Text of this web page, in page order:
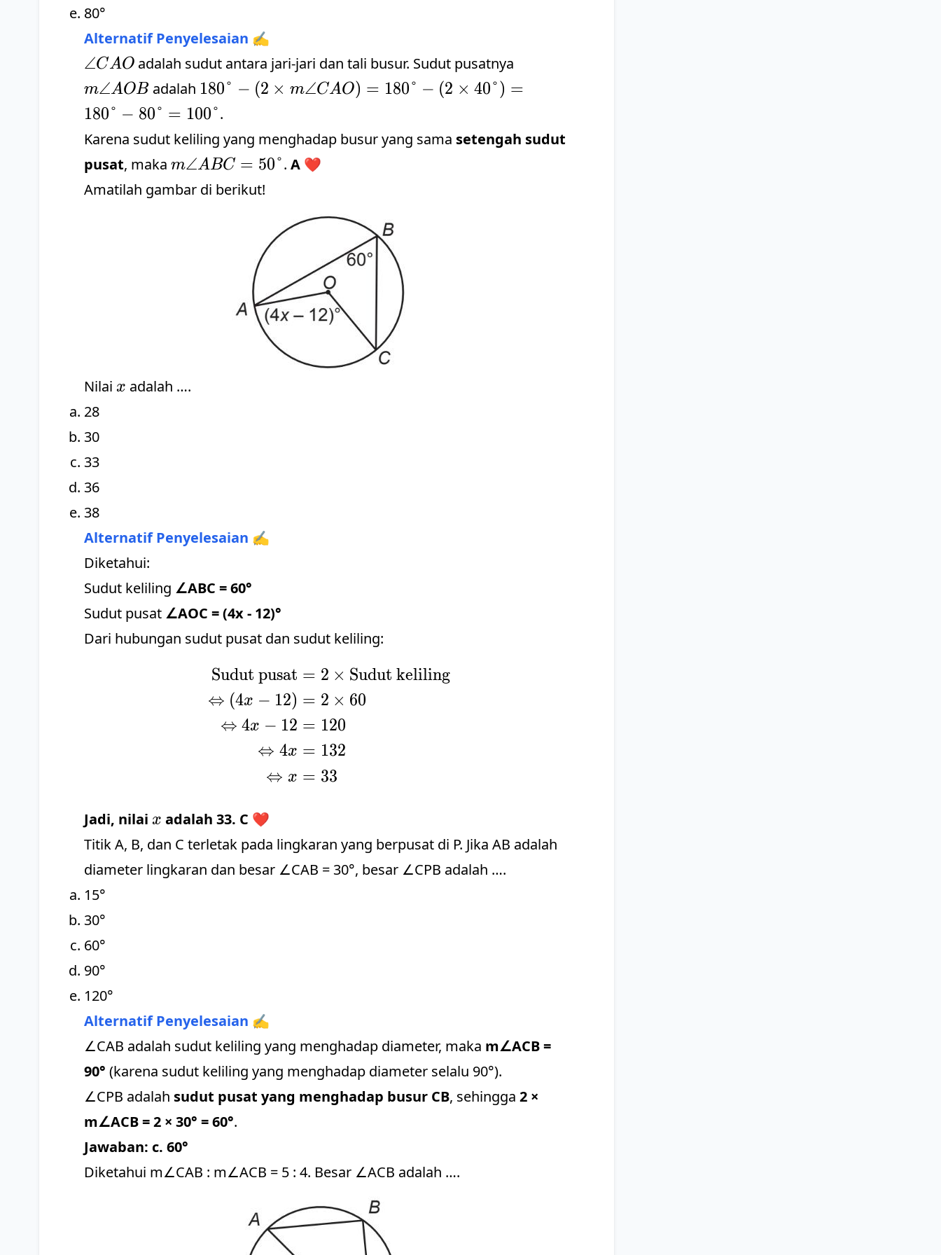
80°
Alternatif Penyelesaian ✍️
∠CAO
∠CAO adalah sudut antara jari-jari dan tali busur. Sudut pusatnya
m∠AOB adalah 180° - (2
×
= 180° -
(2 × 40°)
=
180° − (2 × m∠CAO) = 180° − (2 × 40°) =
180° − 80° = 100°.
Karena sudut keliling yang menghadap busur yang sama setengah sudut
pusat, maka m∠ABC
= 50°
m∠ABC = 50°.A ❤️
Amatilah gambar di berikut!
Nilai x
x adalah ….
28
30
33
36
38
Alternatif Penyelesaian ✍️
Diketahui:
Sudut keliling ∠ABC = 60°
Sudut pusat ∠AOC = (4x - 12)°
Dari hubungan sudut pusat dan sudut keliling:
\begin{align*} \text{Sudut pusat} &= 2 \times \text{Sudut keliling}\\‍‍
Sudut pusat
⇔ (4x − 12)
⇔ 4x − 12
⇔ 4x
⇔ x
= 2 × Sudut keliling
= 2 × 60‍‍‍‍‍‍‍‍‍‍‍‍‍‍‍‍‍‍‍‍‍‍‍‍‍‍‍‍‍‍‍‍‍‍
= 120‍‍‍‍‍‍‍‍‍‍‍‍‍‍‍‍‍‍‍‍‍‍‍‍‍‍‍‍‍‍‍‍‍‍
= 132‍‍‍‍‍‍‍‍‍‍‍‍‍‍‍‍‍‍‍‍‍‍‍‍‍‍‍‍‍‍‍‍‍‍
= 33‍‍‍‍‍‍‍‍‍‍‍‍‍‍‍‍‍‍‍‍‍‍‍‍‍‍‍‍‍‍‍‍‍‍
Jadi, nilai x
x adalah 33. C ❤️
Titik A, B, dan C terletak pada lingkaran yang berpusat di P. Jika AB adalah
diameter lingkaran dan besar ∠CAB = 30°, besar ∠CPB adalah ….
15°
30°
60°
90°
120°
Alternatif Penyelesaian ✍️
∠CAB adalah sudut keliling yang menghadap diameter, maka m∠ACB =
90° (karena sudut keliling yang menghadap diameter selalu 90°).
∠CPB adalah sudut pusat yang menghadap busur CB, sehingga 2 ×
m∠ACB = 2 × 30° = 60°.
Jawaban: c. 60°
Diketahui m∠CAB : m∠ACB = 5 : 4. Besar ∠ACB adalah ….